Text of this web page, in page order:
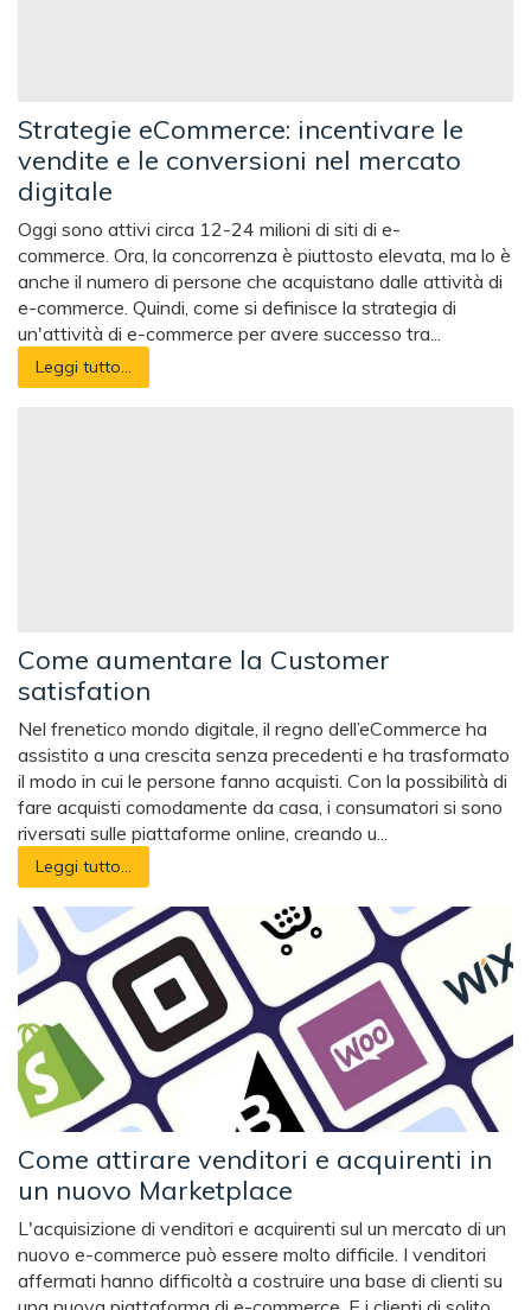
Strategie eCommerce: incentivare le
vendite e le conversioni nel mercato
digitale
Oggi sono attivi circa 12-24 milioni di siti di e-
commerce. Ora, la concorrenza è piuttosto elevata, ma lo è
anche il numero di persone che acquistano dalle attività di
e-commerce. Quindi, come si definisce la strategia di
un'attività di e-commerce per avere successo tra...
Leggi tutto...
Come aumentare la Customer
satisfation
Nel frenetico mondo digitale, il regno dell’eCommerce ha
assistito a una crescita senza precedenti e ha trasformato
il modo in cui le persone fanno acquisti. Con la possibilità di
fare acquisti comodamente da casa, i consumatori si sono
riversati sulle piattaforme online, creando u...
Leggi tutto...
Come attirare venditori e acquirenti in
un nuovo Marketplace
L'acquisizione di venditori e acquirenti sul un mercato di un
nuovo e-commerce può essere molto difficile. I venditori
affermati hanno difficoltà a costruire una base di clienti su